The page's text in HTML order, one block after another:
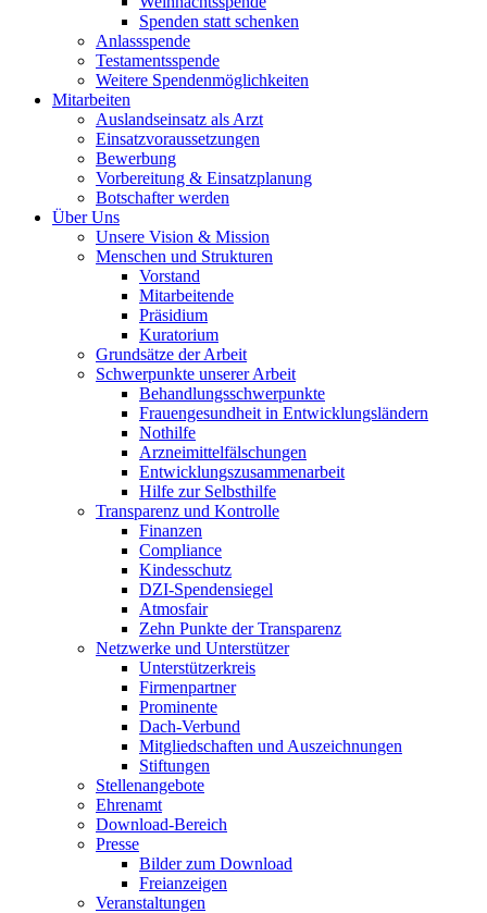
Spenden statt schenken
Anlassspende
Testamentsspende
Weitere Spenden­möglichkeiten
Mitarbeiten
Auslandseinsatz als Arzt
Einsatzvoraussetzungen
Bewerbung
Vorbereitung & Einsatzplanung
Botschafter werden
Über Uns
Unsere Vision & Mission
Menschen und Strukturen
Vorstand
Mitarbeitende
Präsidium
Kuratorium
Grundsätze der Arbeit
Schwerpunkte unserer Arbeit
Behandlungs­schwerpunkte
Frauengesundheit in Entwicklungsländern
Nothilfe
Arzneimittel­fälschungen
Entwicklungs­zusammenarbeit
Hilfe zur Selbsthilfe
Transparenz und Kontrolle
Finanzen
Compliance
Kindesschutz
DZI-Spendensiegel
Atmosfair
Zehn Punkte der Transparenz
Netzwerke und Unterstützer
Unterstützerkreis
Firmenpartner
Prominente
Dach-Verbund
Mitgliedschaften und Auszeichnungen
Stiftungen
Stellenangebote
Ehrenamt
Download-Bereich
Presse
Bilder zum Download
Freianzeigen
Veranstaltungen